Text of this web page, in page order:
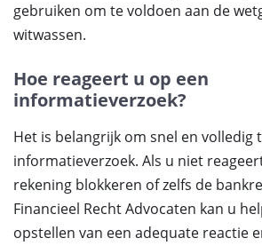
gebruiken om te voldoen aan de
witwassen.
Hoe reageert u op een
informatieverzoek?
Het is belangrijk om snel en volledig
informatieverzoek. Als u niet
rekening blokkeren of zelfs de
Financieel Recht Advocaten kan u
opstellen van een adequate reactie